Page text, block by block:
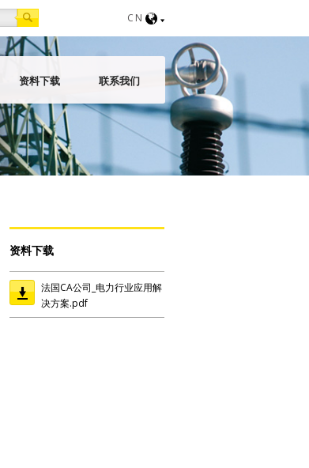
CN
资料下载 联系我们
资料下载
法国CA公司_电力行业应用解
决方案.pdf